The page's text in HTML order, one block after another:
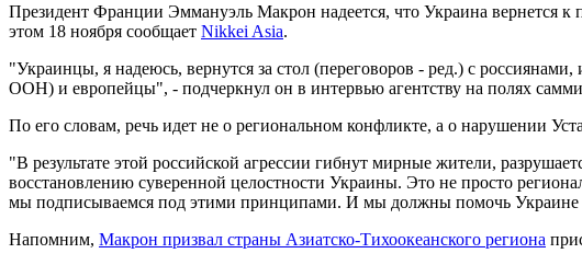
Президент Франции Эммануэль Макрон надеется, что Украина вернется
этом 18 ноября сообщает Nikkei Asia.
"Украинцы, я надеюсь, вернутся за стол (переговоров - ред.) с
ООН) и европейцы", - подчеркнул он в интервью агентству на полях
По его словам, речь идет не о региональном конфликте, а о нарушении
"В результате этой российской агрессии гибнут мирные жители,
восстановлению суверенной целостности Украины. Это не просто
мы подписываемся под этими принципами. И мы должны помочь Украине
Напомним, Макрон призвал страны Азиатско-Тихоокеанского региона